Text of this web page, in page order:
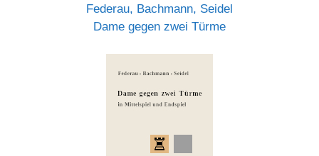
Federau, Bachmann, Seidel
Dame gegen zwei Türme